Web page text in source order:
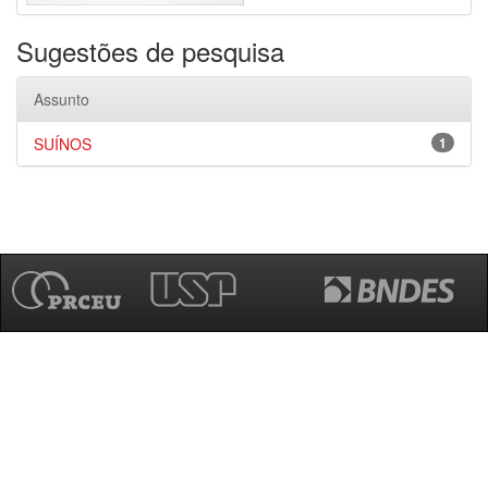
Sugestões de pesquisa
Assunto
1
SUÍNOS